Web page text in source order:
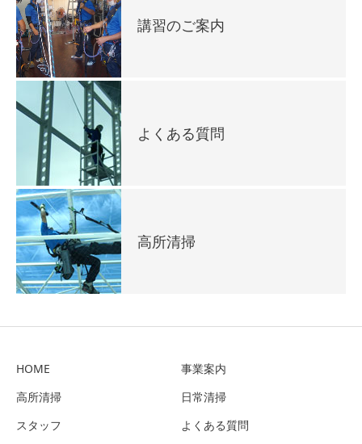
講習のご案内
よくある質問
高所清掃
HOME
事業案内
高所清掃
日常清掃
スタッフ
よくある質問